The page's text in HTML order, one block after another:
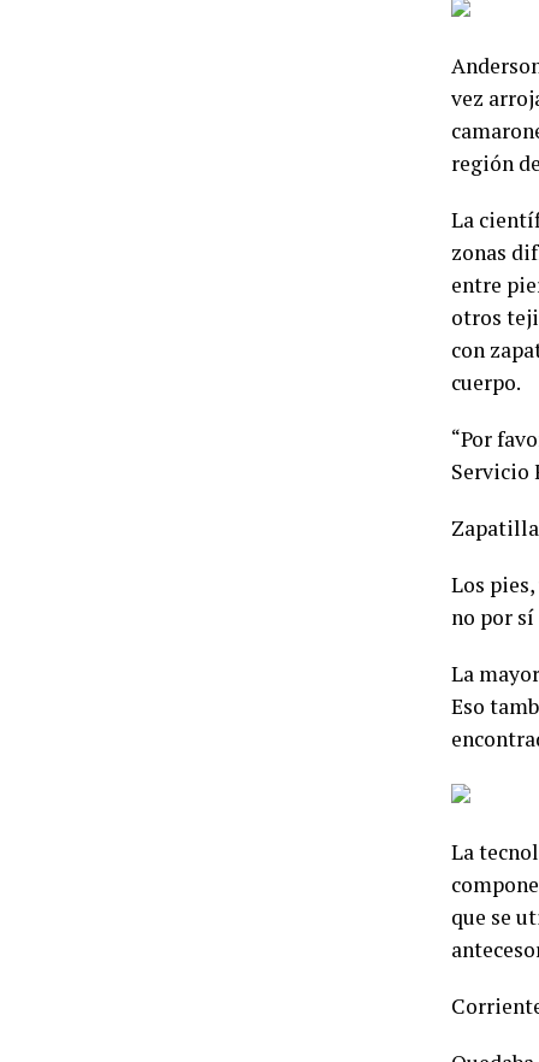
vez
región
La
zonas
entre
otros
con
cuerpo.
“Por
Servicio
Los
no por
La
Eso
La
que se